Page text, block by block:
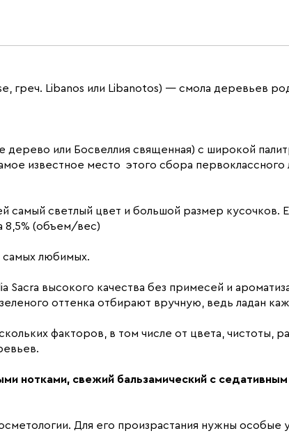
греч. Libanos или Libanotos) — смола деревьев
дерево или Босвеллия священная) с широкой
известное место этого сбора
светлый цвет и большой размер кусочков.
8,5% (объем/вес)
самых любимых.
Sacra высокого качества без примесей и
оттенка отбирают вручную, ведь ладан
факторов, в том числе от цвета, чистоты,
нотками, свежий бальзамический с
Для его произрастания нужны особые